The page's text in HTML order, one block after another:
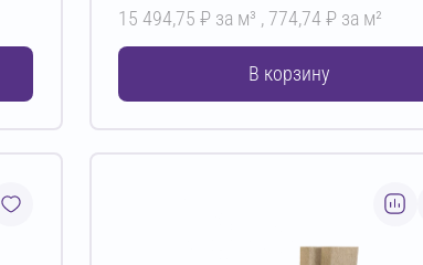
15 494,75 ₽ за м³ , 774,74 ₽ за м²
В корзину